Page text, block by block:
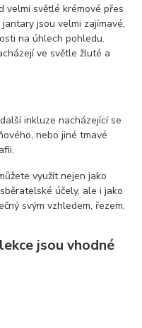
velmi světlé krémové přes
jsou velmi zajímavé,
na úhlech pohledu.
ve světle žluté a
inkluze nacházející se
nebo jiné tmavé
využít nejen jako
účely, ale i jako
svým vzhledem, řezem,
jsou vhodné